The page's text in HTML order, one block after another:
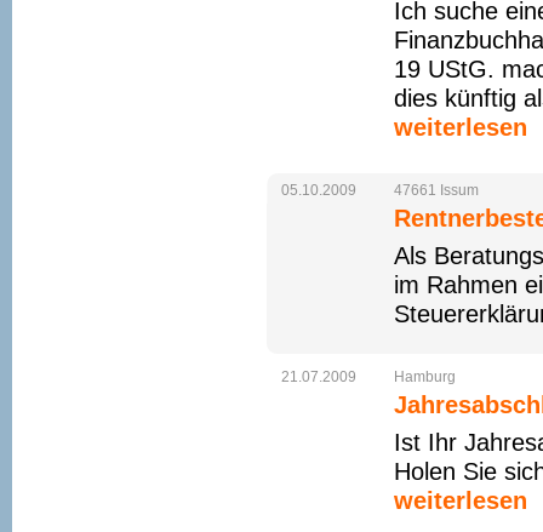
Ich suche
19 UStG.
dies künftig
weiterlesen
05.10.2009 47661 Issum
Als
im Rahmen
21.07.2009 Hamburg
Ist Ihr
Holen Sie
weiterlesen